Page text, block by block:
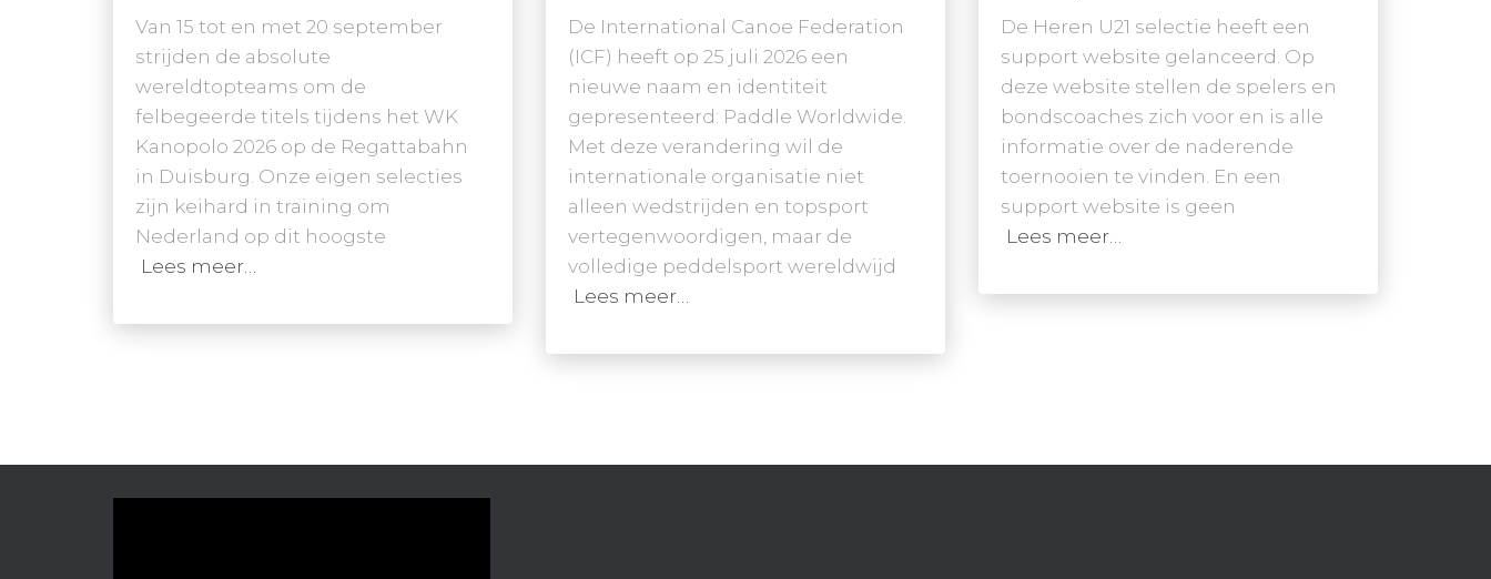
Van 15 tot en met 20 september
strijden de absolute
wereldtopteams om de
felbegeerde titels tijdens het WK
Kanopolo 2026 op de Regattabahn
in Duisburg. Onze eigen selecties
zijn keihard in training om
Nederland op dit hoogste
Lees meer…
De International Canoe Federation
(ICF) heeft op 25 juli 2026 een
nieuwe naam en identiteit
gepresenteerd: Paddle Worldwide.
Met deze verandering wil de
internationale organisatie niet
alleen wedstrijden en topsport
vertegenwoordigen, maar de
volledige peddelsport wereldwijd
Lees meer…
De Heren U21 selectie heeft een
support website gelanceerd. Op
deze website stellen de spelers en
bondscoaches zich voor en is alle
informatie over de naderende
toernooien te vinden. En een
support website is geen
Lees meer…